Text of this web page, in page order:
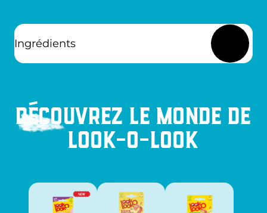
Ingrédients
Découvrez le monde de
Look-O-Look